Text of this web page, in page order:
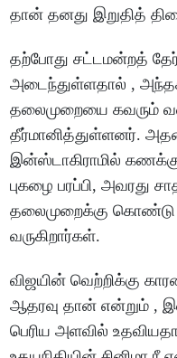
தான் தனது இறுதித்
தற்போது சட்டமன்றத்
அடைந்துள்ளதால் ,
தலைமுறையை கவரும்
தீர்மானித்துள்ளனர்.
இன்ஸ்டாகிராமில்
புகழை பரப்பி,
தலைமுறைக்கு கொண்டு
வருகிறார்கள்.
விஜயின் வெற்றிக்கு
ஆதரவு தான் என்றும் ,
பெரிய அளவில்